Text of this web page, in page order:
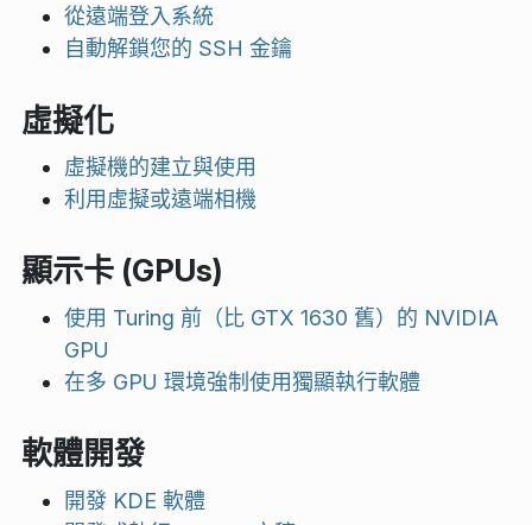
從遠端登入系統
自動解鎖您的 SSH 金鑰
虛擬化
虛擬機的建立與使用
利用虛擬或遠端相機
顯示卡 (GPUs)
使用 Turing 前（比 GTX 1630 舊）的 NVIDIA
GPU
在多 GPU 環境強制使用獨顯執行軟體
軟體開發
開發 KDE 軟體